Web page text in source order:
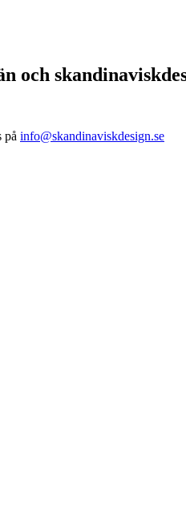
och
på info@skandinaviskdesign.se